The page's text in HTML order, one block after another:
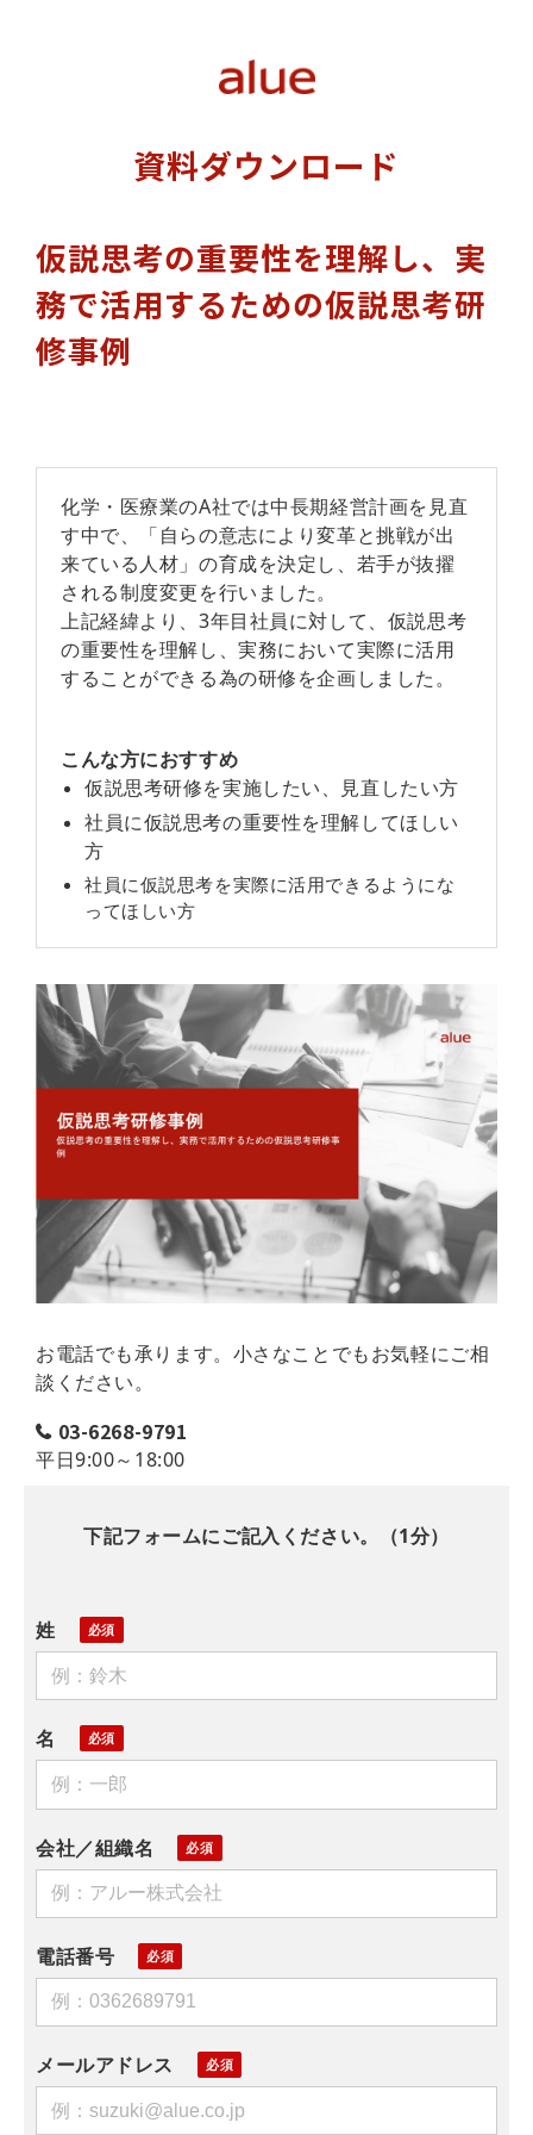
資料ダウンロード
仮説思考の重要性を理解し、実
務で活用するための仮説思考研
修事例
化学・医療業のA社では中長期経営計画を見直
す中で、「自らの意志により変革と挑戦が出
来ている人材」の育成を決定し、若手が抜擢
される制度変更を行いました。
上記経緯より、3年目社員に対して、仮説思考
の重要性を理解し、実務において実際に活用
することができる為の研修を企画しました。
こんな方におすすめ
仮説思考研修を実施したい、見直したい方
社員に仮説思考の重要性を理解してほしい
方
社員に仮説思考を実際に活用できるようにな
ってほしい方
お電話でも承ります。小さなことでもお気軽にご相
談ください。
03-6268-9791
平日9:00～18:00
下記フォームにご記入ください。（1分）
姓
名
会社／組織名
電話番号
メールアドレス